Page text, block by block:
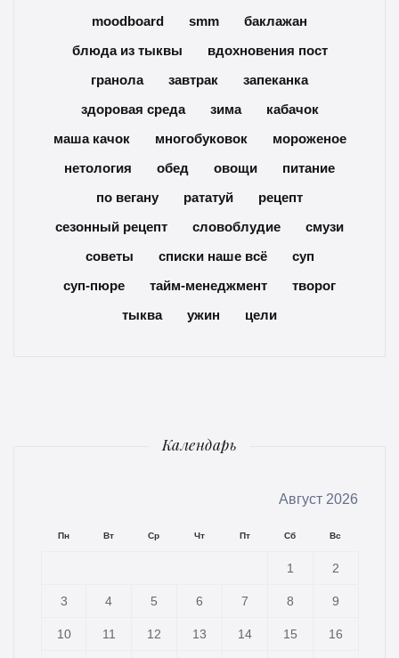
moodboard
smm
баклажан
блюда из тыквы
вдохновения пост
гранола
завтрак
запеканка
здоровая среда
зима
кабачок
маша качок
многобуковок
мороженое
нетология
обед овощи
питание
по вегану
рататуй
рецепт
сезонный рецепт
словоблудие
смузи
советы
списки наше всё
суп
суп-пюре
тайм-менеджмент
творог
тыква
ужин цели
Календарь
Август 2026
Пн Вт Ср Чт Пт Сб Вс
1 2
3 4 5 6 7 8 9
10 11 12 13 14 15 16